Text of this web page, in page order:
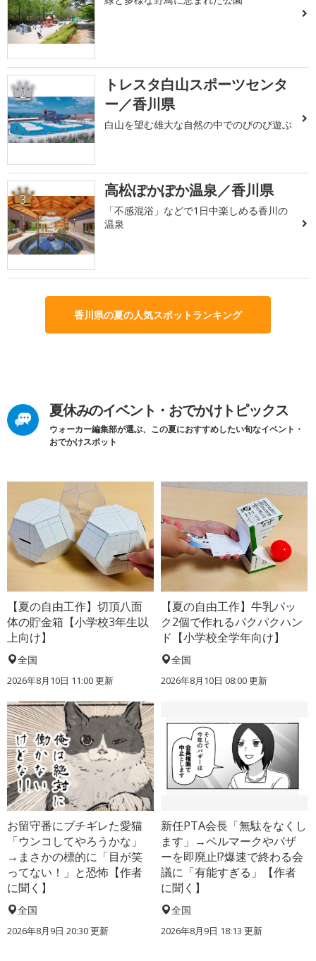
2
トレスタ白山スポーツセンタ
ー／香川県
白山を望む雄大な自然の中でのびのび遊ぶ
3 高松ぽかぽか温泉／香川県
「不感混浴」などで1日中楽しめる香川の
温泉
香川県の夏の人気スポットランキング
夏休みのイベント・おでかけトピックス
ウォーカー編集部が選ぶ、この夏におすすめしたい旬なイベント・
おでかけスポット
【夏の自由工作】切頂八面
体の貯金箱【小学校3年生以
上向け】
全国
2026年8月10日 11:00更新
【夏の自由工作】牛乳パッ
ク2個で作れるパクパクハン
ド【小学校全学年向け】
全国
2026年8月10日 08:00更新
お留守番にブチギレた愛猫
「ウンコしてやろうかな」
→まさかの標的に「目が笑
ってない！」と恐怖【作者
に聞く】
全国
2026年8月9日 20:30更新
新任PTA会長「無駄をなくし
ます」→ベルマークやバザ
ーを即廃止!?爆速で終わる会
議に「有能すぎる」【作者
に聞く】
全国
2026年8月9日 18:13 更新